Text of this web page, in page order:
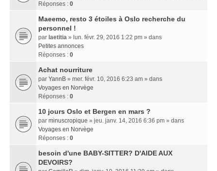
Réponses : 0
Maeemo, resto 3 étoiles à Oslo recherche du
personnel !
par laetitia » lun. févr. 29, 2016 1:22 pm » dans
Petites annonces
Réponses : 0
Achat nourriture
par YannB » mer. févr. 10, 2016 6:23 am » dans
Voyages en Norvège
Réponses : 0
10 jours Oslo et Bergen en mars ?
par minuscropique » jeu. janv. 14, 2016 6:36 pm » dans
Voyages en Norvège
Réponses : 0
besoin d'une BABY-SITTER? D'AIDE AUX
DEVOIRS?